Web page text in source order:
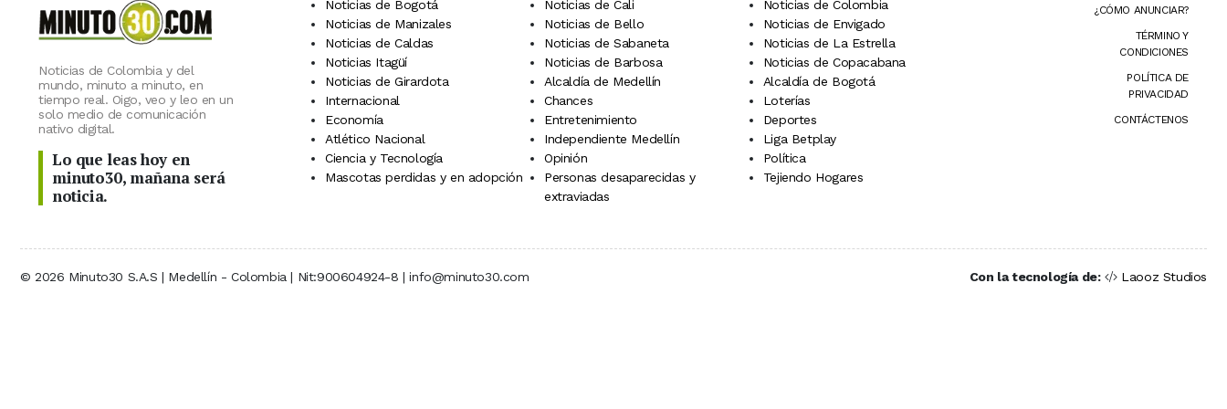
Noticias de Colombia y del
mundo, minuto a minuto, en
tiempo real. Oigo, veo y leo en un
solo medio de comunicación
nativo digital.
Lo que leas hoy en
minuto30, mañana será
noticia.
Noticias de Bogotá
Noticias de Cali
Noticias de Colombia
Noticias de Manizales
Noticias de Bello
Noticias de Envigado
Noticias de Caldas
Noticias de Sabaneta
Noticias de La Estrella
Noticias Itagüí
Noticias de Barbosa
Noticias de Copacabana
Noticias de Girardota
Alcaldía de Medellín
Alcaldía de Bogotá
Internacional
Chances
Loterías
Economía
Entretenimiento
Deportes
Atlético Nacional
Independiente Medellín
Liga Betplay
Ciencia y Tecnología
Opinión
Política
Mascotas perdidas y en adopción
Personas desaparecidas y
extraviadas
Tejiendo Hogares
¿CÓMO ANUNCIAR?
TÉRMINO Y
CONDICIONES
POLÍTICA DE
PRIVACIDAD
CONTÁCTENOS
© 2026 Minuto30 S.A.S | Medellín - Colombia | Nit:900604924-8 | info@minuto30.com Con la tecnología de: Laooz Studios